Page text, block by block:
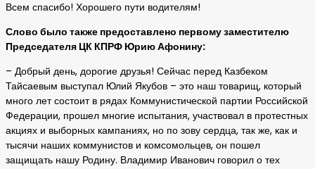
Всем спасибо! Хорошего пути водителям!
Слово было также предоставлено первому заместителю
Председателя ЦК КПРФ Юрию Афонину:
– Добрый день, дорогие друзья! Сейчас перед Казбеком
Тайсаевым выступал Юлий Якубов – это наш товарищ, который
много лет состоит в рядах Коммунистической партии Российской
Федерации, прошел многие испытания, участвовал в протестных
акциях и выборных кампаниях, но по зову сердца, так же, как и
тысячи наших коммунистов и комсомольцев, он пошел
защищать нашу Родину. Владимир Иванович говорил о тех